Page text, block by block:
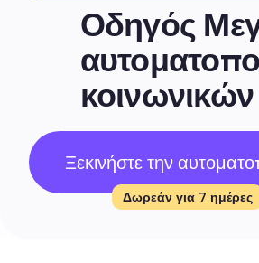
Οδηγός
Ξεκινήστε την
Δωρεάν για 7 ημέρες